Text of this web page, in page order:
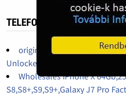
TELEFON HIRDETÉS
original iPhone
Unlocked
Wholesales iPhone X
S8,S8+,S9,S9+,Galaxy J7 Pro